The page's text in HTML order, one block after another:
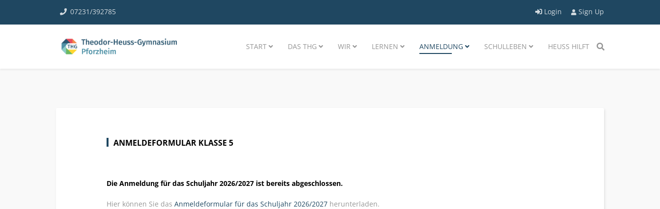
07231/392785 Login Sign Up
START DAS THG WIR LERNEN ANMELDUNG SCHULLEBEN HEUSS HILFT
ANMELDEFORMULAR KLASSE 5
Die Anmeldung für das Schuljahr 2026/2027 ist bereits abgeschlossen.
Hier können Sie das Anmeldeformular für das Schuljahr 2026/2027 herunterladen.